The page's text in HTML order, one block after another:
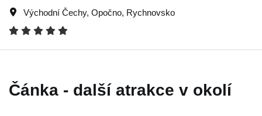
Východní Čechy, Opočno, Rychnovsko
Čánka - další atrakce v okolí